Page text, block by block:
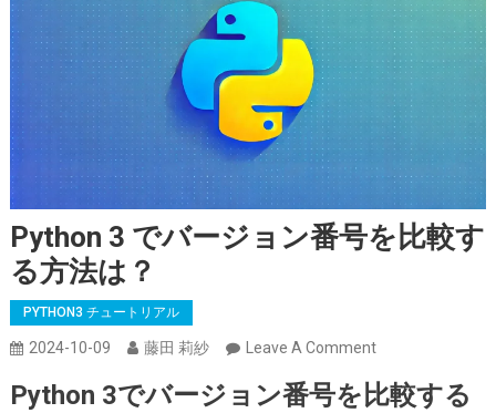
Python 3 でバージョン番号を比較す
る方法は？
PYTHON3 チュートリアル
2024-10-09 藤田 莉紗 Leave A CommentOn
3
Python 3でバージョン番号を比較する